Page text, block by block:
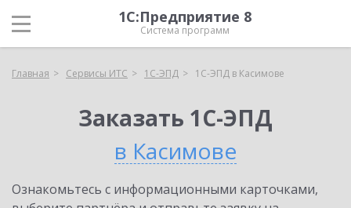
1С:Предприятие 8
Система программ
Главная Сервисы ИТС 1С-ЭПД 1С-ЭПД в Касимове
Заказать 1С-ЭПД
в Касимове
Ознакомьтесь с информационными карточками,